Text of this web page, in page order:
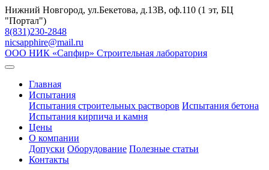
Skip
to
content
Нижний Новгород, ул.Бекетова, д.13В, оф.110 (1 эт, БЦ
"Портал")
8(831)230-2848
nicsapphire@mail.ru
ООО НИК «Сапфир» Строительная лаборатория
Главная
Испытания
Испытания строительных растворов Испытания бетона
Испытания кирпича и камня
Цены
О компании
Допуски Оборудование Полезные статьи
Контакты